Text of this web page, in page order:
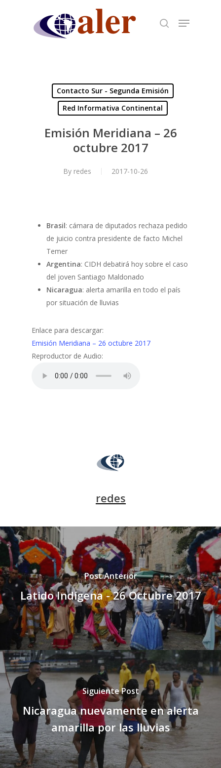
Contacto Sur - Segunda Emisión
Red Informativa Continental
Emisión Meridiana – 26
octubre 2017
By redes 2017-10-26
Brasil: cámara de diputados rechaza pedido
de juicio contra presidente de facto Michel
Temer
Argentina: CIDH debatirá hoy sobre el caso
del joven Santiago Maldonado
Nicaragua: alerta amarilla en todo el país
por situación de lluvias
Enlace para descargar:
Emisión Meridiana – 26 octubre 2017
Reproductor de Audio:
redes
Post Anterior
Latido Indígena - 26 Octubre 2017
Siguiente Post
Nicaragua nuevamente en alerta
amarilla por las lluvias